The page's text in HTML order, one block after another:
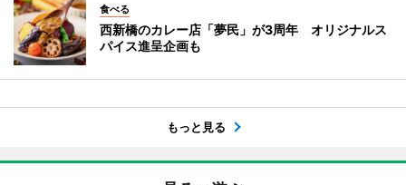
食べる
西新橋のカレー店「夢民」が3周年 オリジナルス
パイス進呈企画も
もっと見る